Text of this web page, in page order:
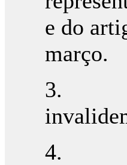
e do
março.
3. O
4. A